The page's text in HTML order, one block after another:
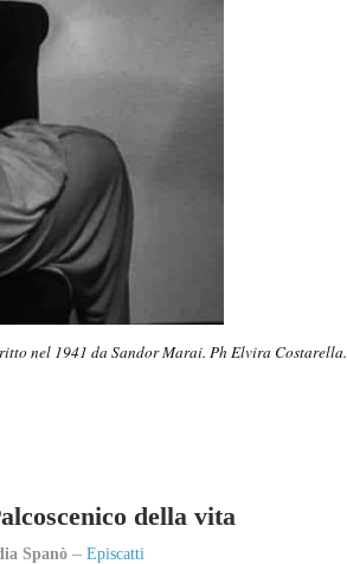
nel 1941 da Sandor Marai. Ph Elvira Costarella.
della vita
Spanò Episcatti